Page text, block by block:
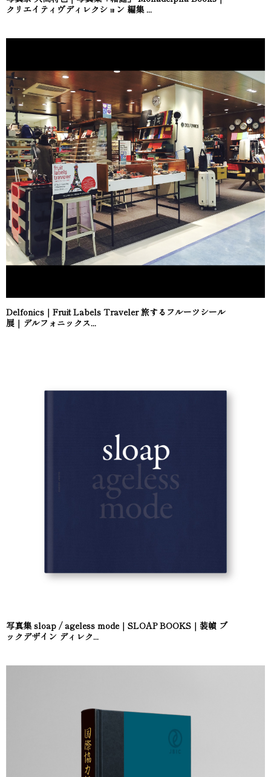
クリエイティヴディレクション 編集 ...
Delfonics｜Fruit Labels Traveler 旅するフルーツシール
展｜デルフォニックス...
写真集 sloap / ageless mode｜SLOAP BOOKS｜装幀 ブ
ックデザイン ディレク...